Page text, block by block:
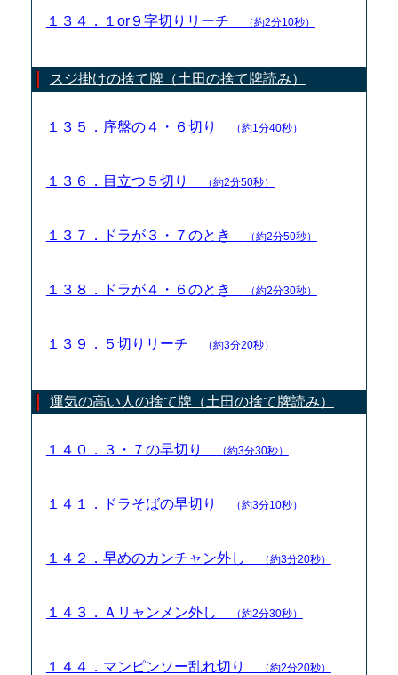
１３４．１or９字切りリーチ （約2分10秒）
スジ掛けの捨て牌（土田の捨て牌読み）
１３５．序盤の４・６切り （約1分40秒）
１３６．目立つ５切り （約2分50秒）
１３７．ドラが３・７のとき （約2分50秒）
１３８．ドラが４・６のとき （約2分30秒）
１３９．５切りリーチ （約3分20秒）
運気の高い人の捨て牌（土田の捨て牌読み）
１４０．３・７の早切り （約3分30秒）
１４１．ドラそばの早切り （約3分10秒）
１４２．早めのカンチャン外し （約3分20秒）
１４３．Ａリャンメン外し （約2分30秒）
１４４．マンピンソー乱れ切り （約2分20秒）